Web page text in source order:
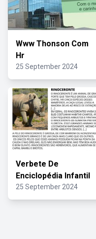
Www Thonson Com
Hr
25 September 2024
Verbete De
Enciclopédia Infantil
25 September 2024